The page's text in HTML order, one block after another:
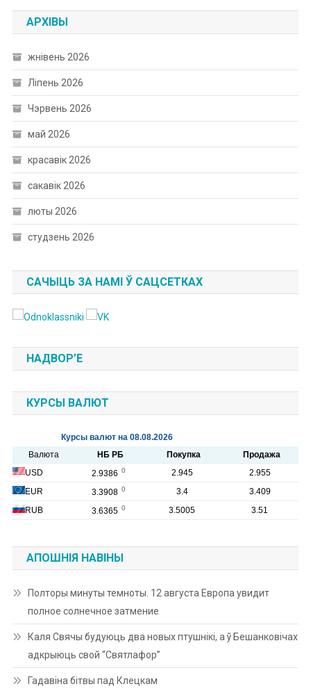
АРХІВЫ
жнівень 2026
Ліпень 2026
Чэрвень 2026
май 2026
красавік 2026
сакавік 2026
люты 2026
студзень 2026
САЧЫЦЬ ЗА НАМІ Ў САЦСЕТКАХ
НАДВОР’Е
КУРСЫ ВАЛЮТ
АПОШНІЯ НАВІНЫ
Полторы минуты темноты. 12 августа Европа увидит
полное солнечное затмение
Каля Свячы будуюць два новых птушнікі, а ў Бешанковічах
адкрыюць свой “Святлафор”
Гадавіна бітвы пад Клецкам